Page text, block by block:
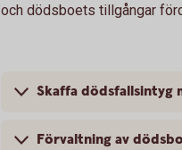
och dödsboets tillgångar
Skaffa dödsfallsintyg
Förvaltning av